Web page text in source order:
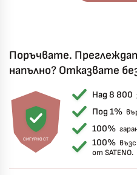
Поръчвате.
напълно? Отказвате
СИГУРНОСТ
Над 8 800
Под 1%
100%
100%
от SATENO.